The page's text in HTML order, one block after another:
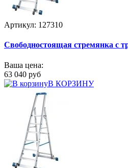
Артикул: 127310
Свободностоящая стремянка с
Ваша цена:
63 040 руб
В КОРЗИНУ